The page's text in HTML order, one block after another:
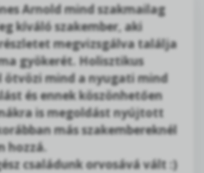
Arnold mind szakmailag
kíváló szakember, aki
megvizsgálva találja
gyökerét. Holisztikus
ötvözi mind a nyugati mind
és ennek köszönhetően
is megoldást nyújtott
más szakembereknél
hozzá.
családunk orvosává vált :)